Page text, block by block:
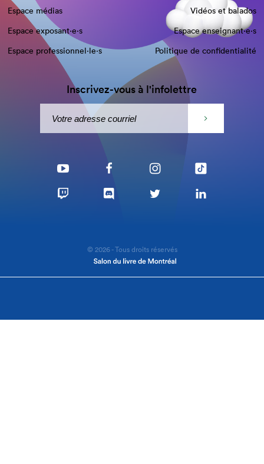
Espace médias
Vidéos et balados
Espace exposant·e⋅s
Espace enseignant·e⋅s
Espace professionnel·le⋅s
Politique de confidentialité
Inscrivez-vous à l'infolettre
© 2026 - Tous droits réservés